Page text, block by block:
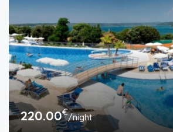
220.00€/night